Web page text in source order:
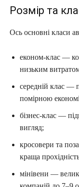
Розмір та
Ось основні класи
економ-клас —
низьким
середній клас —
помірною
бізнес-клас —
вигляд;
кросовери та
краща
мiнiвени —